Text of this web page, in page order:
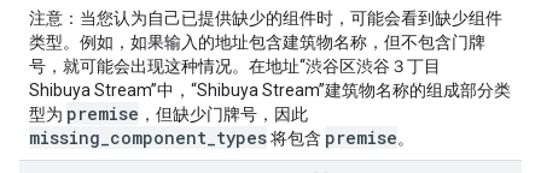
注意：当您认为自己已提供缺少的组件时，可能会看到缺少组件
类型。 例如，如果输入的地址包含建筑物名称，但不包含门牌
号，就可能会出现这种情况。在地址“渋谷区渋谷３丁目
Shibuya Stream”中，“Shibuya Stream”建筑物名称的组成部分类
型为 premise ，但缺少门牌号，因此
missing_component_types将包含 premise。